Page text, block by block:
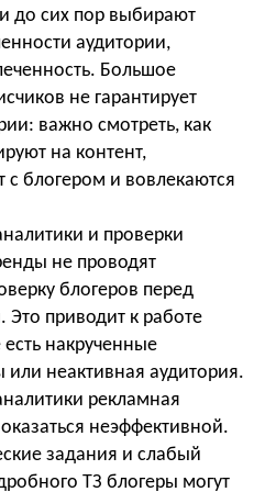
до сих пор выбирают
аудитории,
Большое
не гарантирует
важно смотреть, как
на контент,
с блогером и вовлекаются
и проверки
не проводят
блогеров перед
Это приводит к работе
есть накрученные
или неактивная аудитория.
рекламная
неэффективной.
задания и слабый
ТЗ блогеры могут